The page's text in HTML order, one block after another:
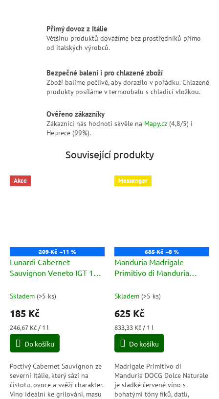
Přímý dovoz z Itálie
Většinu produktů dovážíme bez prostředníků přímo
od italských výrobců.
Bezpečné balení i pro chlazené zboží
Zboží balíme pečlivě, aby dorazilo v pořádku. Chlazené
produkty posíláme v termoobalu s chladicí vložkou.
Ověřeno zákazníky
Zákazníci nás hodnotí skvěle na Mapy.cz (4,8/5) i
Heurece (99%).
Související produkty
Akce
209 Kč –11 %
Lunardi Cabernet
Sauvignon Veneto IGT 13%
Skladem (>5 ks)
185 Kč
Měrná
cena:
246,67 Kč / 1 l
Do košíku
Poctivý Cabernet Sauvignon ze
severní Itálie, který sází na
čistotu, ovoce a svěží charakter.
Víno ideální ke grilování, masu
Messenger
685 Kč –8 %
Manduria Madrigale
Primitivo di Manduria
Skladem (>5 ks)
625 Kč
Měrná
cena:
833,33 Kč / 1 l
Do košíku
Madrigale Primitivo di
Manduria DOCG Dolce Naturale
je sladké červené víno s
bohatými tóny fíků, datlí,